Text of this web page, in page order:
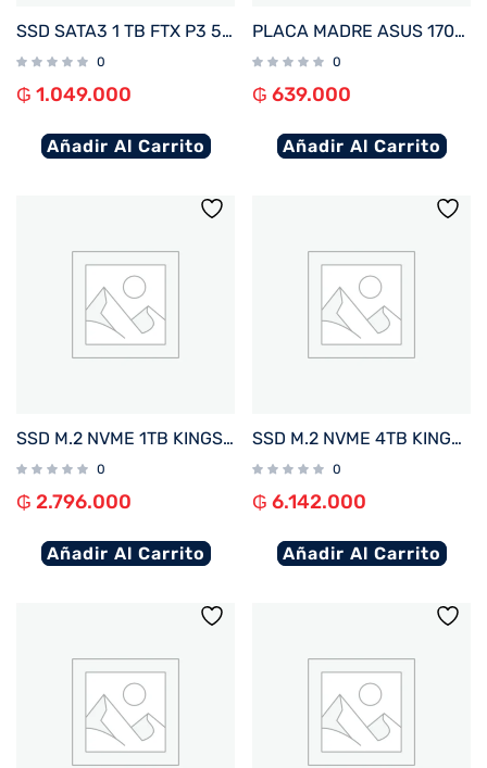
SSD SATA3 1 TB FTX P3 550/470 127147
0
₲ 1.049.000
Añadir Al Carrito
PLACA MADRE ASUS 1700 H610M-F D4 R2.0 PRIME S/R/HDMI/M2/USB3.2/MATX
0
₲ 639.000
Añadir Al Carrito
SSD M.2 NVME 1TB KINGSTON FURY RENEGADE C/DISIPADOR TERMICO SFYRSK/1000G 7300/6000 PCIE 4.
0
₲ 2.796.000
Añadir Al Carrito
SSD M.2 NVME 4TB KINGSTON FURY RENEGADE C/DISIPADOR TERMICO SFYRDK/4000G 7300/7000 PCIE4.0
0
₲ 6.142.000
Añadir Al Carrito